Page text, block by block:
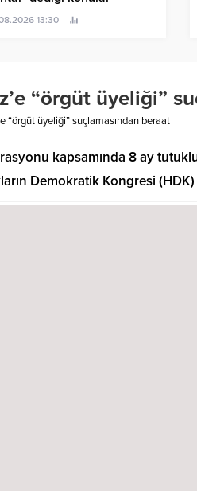
sonra gündeme
13:30
“örgüt üyeliği”
“örgüt üyeliği” suçlamasından beraat
kapsamında 8 ay
Demokratik Kongresi